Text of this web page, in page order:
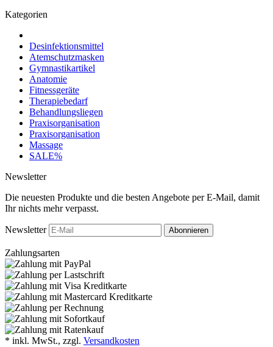
Kategorien
Desinfektionsmittel
Atemschutzmasken
Gymnastikartikel
Anatomie
Fitnessgeräte
Therapiebedarf
Behandlungsliegen
Praxisorganisation
Praxisorganisation
Massage
SALE%
Newsletter
Die neuesten Produkte und die besten Angebote per E-Mail, damit
Ihr nichts mehr verpasst.
Newsletter Abonnieren
Zahlungsarten
* inkl. MwSt., zzgl. Versandkosten